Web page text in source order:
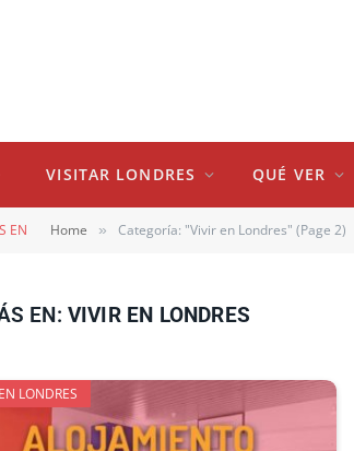
VISITAR LONDRES QUÉ VER
EN Home » Categoría: "Vivir en Londres" (Page 2)
EN: VIVIR EN LONDRES
LONDRES